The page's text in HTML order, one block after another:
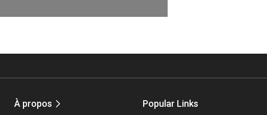
À propos Popular Links